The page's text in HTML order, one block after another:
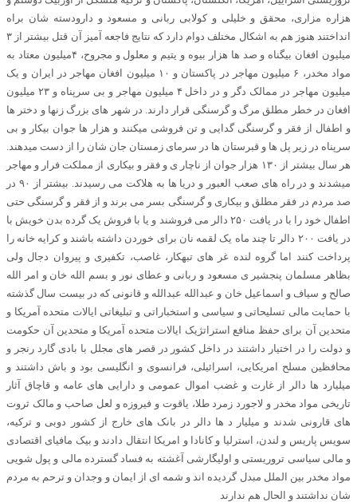
هزاره مزاری، محقق و خلیلی و کولابی ربانی و مسعود و دارودسته شان براه
انداختند هنوز هم به اشکال مختلف دوام دارد که نتایج فاجعه آمیز آن قتل بیشتر از ۳
میلیون افغان بیگناه و صد ها هزار بیوه و یتیم و معلول و مجروح، ۴میلیون معتاد به
مواد مخدر، ۶ میلیون مهاجر در پاکستان و ۱۰ میلیون افغان مهاجر در ایران و یک
میلیون مهاجر در ممالک دگر و در داخل ۴ میلیون مهاجر و بی سرپناه و ۲۳ میلیون
افغان در خطر مطلق مرگ و گرسنگی قرار دارند. در شهر های بزرگ زنها و دختر ها
و اطفال از فقر و گرسنگی گدایی و تن فروشی میکنند و هزار ها جوان بیکار و بی
سرپناه در زیر پل ها و قبرستان ها در سرمای زمستان جان شان را از دست میدهند.
هر سال بیشتر از ۱۳۰ هزار جوان از ناچار ی و فقر و بیکاری از مملکت فرار و مهاجر
میشدند و در راه های صعب العبور و دریا ها به هلاکت می رسیدند. بیشتر از ۹۰ در
صد مردم در فقر مطلق و بیکاری و گرسنگی بسر می برند و از فقر و گرسنگی حتی
اطفال خود را با در یافت ۲۵۰ دالر می فروشند و یا با فروش یک گرده بدن خویش با
در یافت ۲۰۰ دالر تا چند ماه یک لقمه نان برای خوردن داشته باشند و کرایه خانه را
پرداخت کنند اما گروه لنده غر های تبهکار، غاصب، تکفیری و پیروان دجال ولی
بظاهر مسلمان پنجشیر ی مسعود و ربانی و عطای نور و بسم الله خان و امر الله
صالح و سیاف و اسماعیل خان و عبدالله عبدالله و قانونی که در بیست سال گذشته
با حمایت مالی تسلیحاتی و سیاسی و استخباراتی و تبلیغاتی ایالات متحده آمریکا و
متحدین آن برای حفظ منافع استراتژیک ایالات متحده آمریکا و متحدین آن حکومت
و دولت را در اختیار داشتند در داخل کشور در قصر های مجلل با بادی گارد رنجر و
محافظین مسلح امریکایی، اسرائیلی، فرانسوی و انگلیسی بود و باش داشتند و
میلیارد ها دالر از غارت و غضب اموال عمومی و دارایی های عامه و قاچاق آثار
تاریخی مواد مخدر و لاجورد زمرد طلا، یاقوت و فیروزه و لعل صاحب و مالک ثروت
های قارونی شدند و میلیار د ها دالر در بانک های خارج از کشور دوبی و ترکیه،
سویس پاریس و لندن، استرلیا و کانادا و امریکا انتقال دادند و بیک مافیای اقتصادی
و مالی سیاسی تروریستی و اولیگارشی آغشته به فساد گسترده مالی و پول شویی
مواد مخدر بین الملل مبدل گردیده اند و شمه ای از ایمان و وجدان و ترحم به مردم
شان نداشتند و الحال هم ندارند